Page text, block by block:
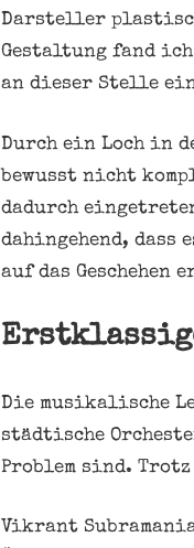
Darsteller
Gestaltung fand ich
an dieser Stelle ein
Durch ein Loch in
bewusst nicht
dadurch
dahingehend,
auf das Geschehen
Die musikalische
städtische
Problem sind.
Vikrant